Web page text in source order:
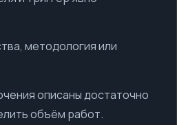
методология или
описаны достаточно
объём работ.